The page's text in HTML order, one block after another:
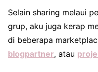
Selain sharing melaui
grup, aku juga kerap
di beberapa
blogpartner, atau